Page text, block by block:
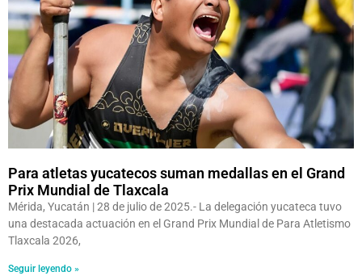
Para atletas yucatecos suman medallas en el Grand
Prix Mundial de Tlaxcala
Mérida, Yucatán | 28 de julio de 2025.- La delegación yucateca tuvo
una destacada actuación en el Grand Prix Mundial de Para Atletismo
Tlaxcala 2026,
Seguir leyendo »